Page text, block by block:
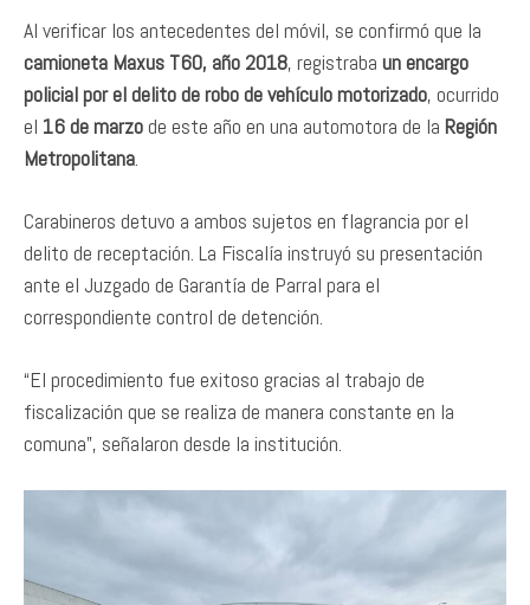
Al verificar los antecedentes del móvil, se confirmó que la
camioneta Maxus T60, año 2018, registraba un encargo
policial por el delito de robo de vehículo motorizado, ocurrido
el 16 de marzode este año en una automotora de la Región
Metropolitana
Carabineros detuvo a ambos sujetos en flagrancia por el
delito de receptación. La Fiscalía instruyó su presentación
ante el Juzgado de Garantía de Parral para el
correspondiente control de detención.
“El procedimiento fue exitoso gracias al trabajo de
fiscalización que se realiza de manera constante en la
comuna”, señalaron desde la institución.